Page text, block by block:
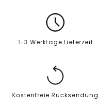
1-3 Werktage Lieferzeit
Kostenfreie Rücksendung